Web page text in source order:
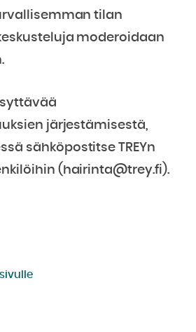
tilan
moderoidaan
järjestämisestä,
sähköpostitse TREYn
(hairinta@trey.fi).